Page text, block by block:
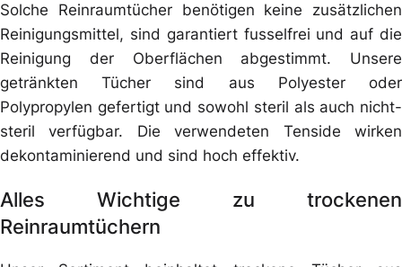
Solche Reinraumtücher benötigen keine zusätzlichen
Reinigungsmittel, sind garantiert fusselfrei und auf die
Reinigung der Oberflächen abgestimmt. Unsere
getränkten Tücher sind aus Polyester oder
Polypropylen gefertigt und sowohl steril als auch nicht-
steril verfügbar. Die verwendeten Tenside wirken
dekontaminierend und sind hoch effektiv.
Alles Wichtige zu trockenen
Reinraumtüchern